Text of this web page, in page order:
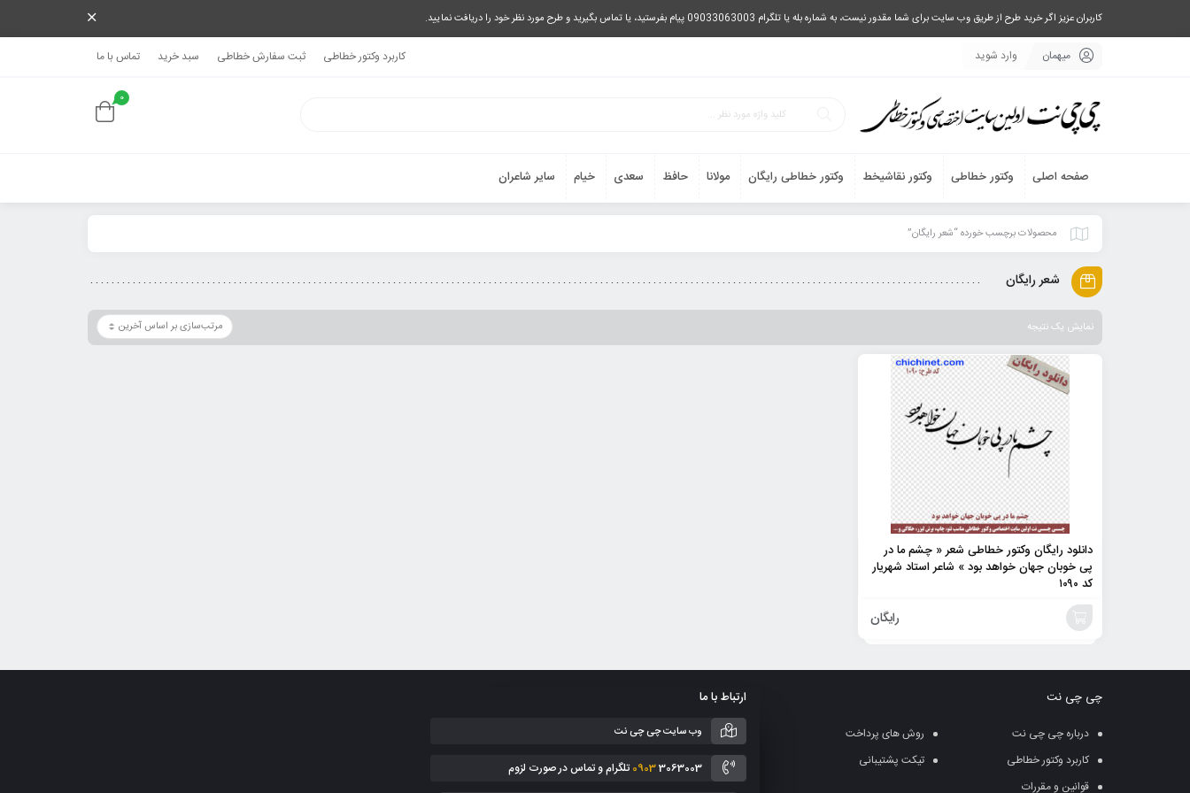
کاربران عزیز اگر خرید طرح از طریق وب سایت برای شما مقدور نیست، به شماره بله یا تلگرام 09033063003 پیام بفرستید، یا تماس بگیرید و طرح مورد نظر خود را دریافت نمایید.
میهمان وارد شوید کاربرد وکتور خطاطی ثبت سفارش خطاطی سبد خرید تماس با ما
0
صفحه اصلی وکتور خطاطی وکتور نقاشیخط وکتور خطاطی رایگان مولانا حافظ سعدی خیام سایر شاعران
محصولات برچسب خورده “شعر رایگان”
شعر رایگان
نمایش یک نتیجه
دانلود رایگان وکتور خطاطی شعر « چشم ما در
پی خوبان جهان خواهد بود » شاعر استاد شهریار
کد ۱۰۹۰
رایگان
چی چی نت
درباره چی چی نت
روش های پرداخت
کاربرد وکتور خطاطی
تیکت پشتیبانی
قوانین و مقررات
ارتباط با ما
وب سایت چی چی نت
09033063003 تلگرام و تماس در صورت لزوم